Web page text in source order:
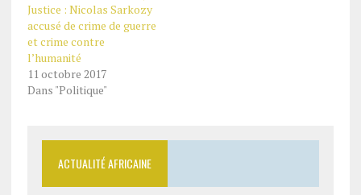
Justice : Nicolas Sarkozy
accusé de crime de guerre
et crime contre
l’humanité
11 octobre 2017
Dans "Politique"
ACTUALITÉ AFRICAINE